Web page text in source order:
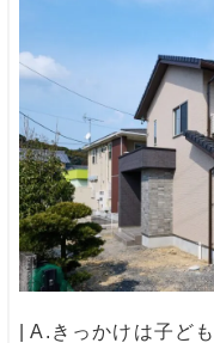
| A.きっかけは子ど